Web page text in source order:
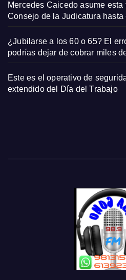
Mercedes Caicedo asume
Consejo de la Judicatura hasta
¿Jubilarse a los 60 o 65? El
podrías dejar de cobrar miles
Este es el operativo de
extendido del Día del Trabajo